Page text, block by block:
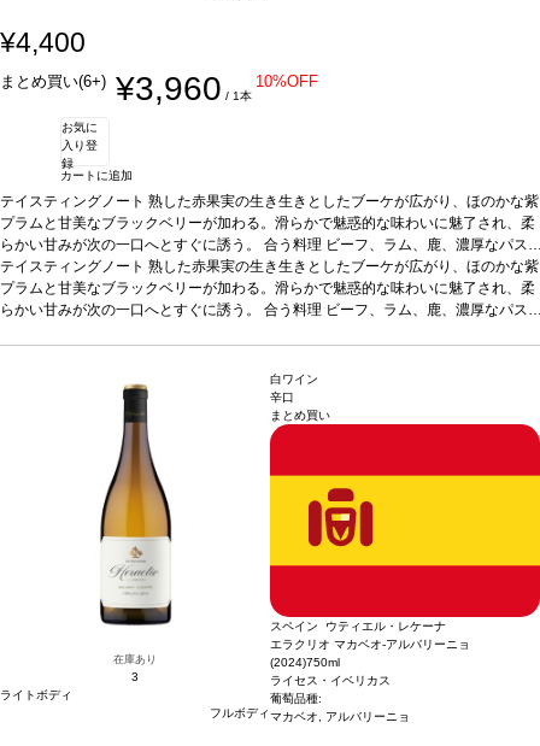
¥4,400
まとめ買い(6+) ¥3,960 / 1本
10%OFF
お気に
入り登
録
カートに追加
テイスティングノート 熟した赤果実の生き生きとしたブーケが広がり、ほのかな紫
プラムと甘美なブラックベリーが加わる。滑らかで魅惑的な味わいに魅了され、柔
らかい甘みが次の一口へとすぐに誘う。 合う料理 ビーフ、ラム、鹿、濃厚なパス
タや家きん料理などと好相性葡萄品種ボバル 85%、シラー 15%*本ヴィンテージ
が在庫切れの場合、在庫があり価格が同様の場合は自動的に次のヴィンテージに変
更されます、ご了承ください。
テイスティングノート 熟した赤果実の生き生きとしたブーケが広がり、ほのかな紫
プラムと甘美なブラックベリーが加わる。滑らかで魅惑的な味わいに魅了され、柔
らかい甘みが次の一口へとすぐに誘う。 合う料理 ビーフ、ラム、鹿、濃厚なパス
在庫あり
3
ライトボディ
フルボディ
白ワイン
辛口
まとめ買い
スペイン ウティエル・レケーナ
エラクリオ マカベオ-アルバリーニョ
(2024)750ml
ライセス・イベリカス
葡萄品種:
マカベオ, アルバリーニョ